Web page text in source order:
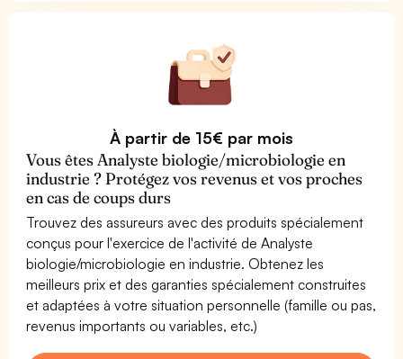
À partir de 15€ par mois
Vous êtes Analyste biologie/microbiologie en
industrie ? Protégez vos revenus et vos proches
en cas de coups durs
Trouvez des assureurs avec des produits spécialement
conçus pour l'exercice de l'activité de Analyste
biologie/microbiologie en industrie. Obtenez les
meilleurs prix et des garanties spécialement construites
et adaptées à votre situation personnelle (famille ou pas,
revenus importants ou variables, etc.)